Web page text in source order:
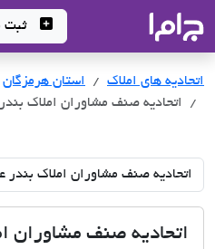
- سامانه جامعثبت
اتحادیه های املاک اتحادیه های
استان هرمزگان
اتحادیه صنف مشاوران املاک
اتحادیه صنف مشاوران